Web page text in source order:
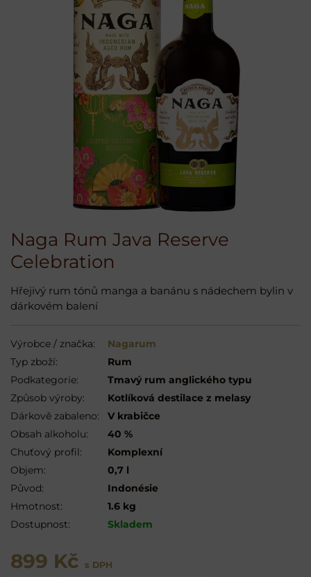
Naga Rum Java Reserve
Celebration
Hřejivý rum tónů manga a banánu s nádechem bylin v
dárkovém balení
Výrobce / značka:
Nagarum
Typ zboží:
Rum
Podkategorie:
Tmavý rum anglického typu
Způsob výroby:
Kotlíková destilace z melasy
Dárkově zabaleno:
V krabičce
Obsah alkoholu:
40 %
Chuťový profil:
Komplexní
Objem:
0,7 l
Původ:
Indonésie
Hmotnost:
1.6 kg
Dostupnost:
Skladem
899 Kč s DPH